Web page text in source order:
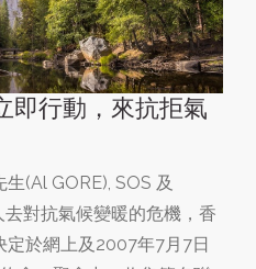
即行動，來抗拒氣
(Al GORE), SOS 及
對抗氣候變暖的危機，香
於網上及2007年7月7日